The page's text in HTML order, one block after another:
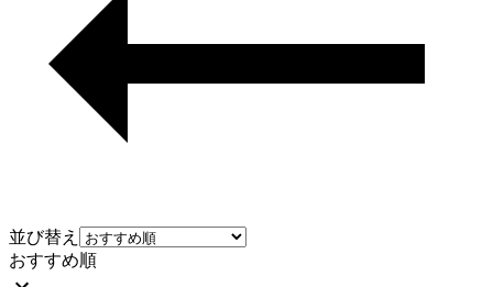
並び替え
おすすめ順